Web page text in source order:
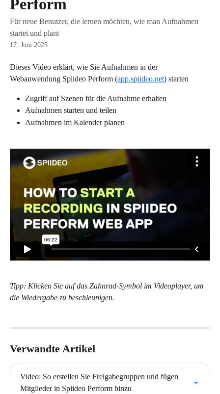
Perform
Für neue Benutzer, die lernen möchten, wie man Aufnahmen
startet und plant
17. Juni 2025
Dieses Video erklärt, wie Sie Aufnahmen in der
Webanwendung Spiideo Perform (app.spiideo.net) starten
Zugriff auf Szenen für die Aufnahme erhalten
Aufnahmen starten und teilen
Aufnahmen im Kalender planen
Tipp: Klicken Sie auf das Zahnrad-Symbol im Videoplayer, um
die Wiedergabe zu beschleunigen.
Verwandte Artikel
Video: So erstellen Sie Freigabegruppen und fügen
Mitglieder in Spiideo Perform hinzu